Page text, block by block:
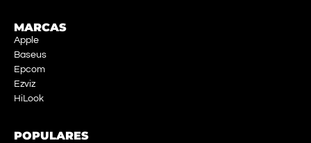
MARCAS
Apple
Baseus
Epcom
Ezviz
HiLook
POPULARES